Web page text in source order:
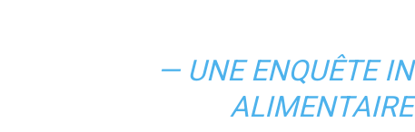
— UNE ENQUÊTE